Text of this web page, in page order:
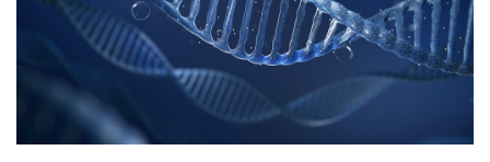
НОВОСТИ КОЛЛЕДЖ TV
КОЛЛЕДЖ ДЕНЬ ЗА ДНЕМ
ГОСТЬ В СТУДИИ